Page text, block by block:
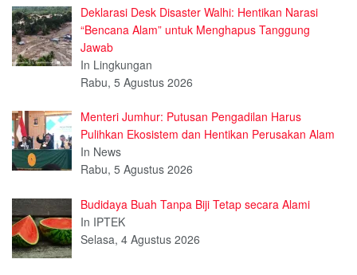
Deklarasi Desk Disaster Walhi: Hentikan Narasi
“Bencana Alam” untuk Menghapus Tanggung
Jawab
In Lingkungan
Rabu, 5 Agustus 2026
Menteri Jumhur: Putusan Pengadilan Harus
Pulihkan Ekosistem dan Hentikan Perusakan Alam
In News
Rabu, 5 Agustus 2026
Budidaya Buah Tanpa Biji Tetap secara Alami
In IPTEK
Selasa, 4 Agustus 2026